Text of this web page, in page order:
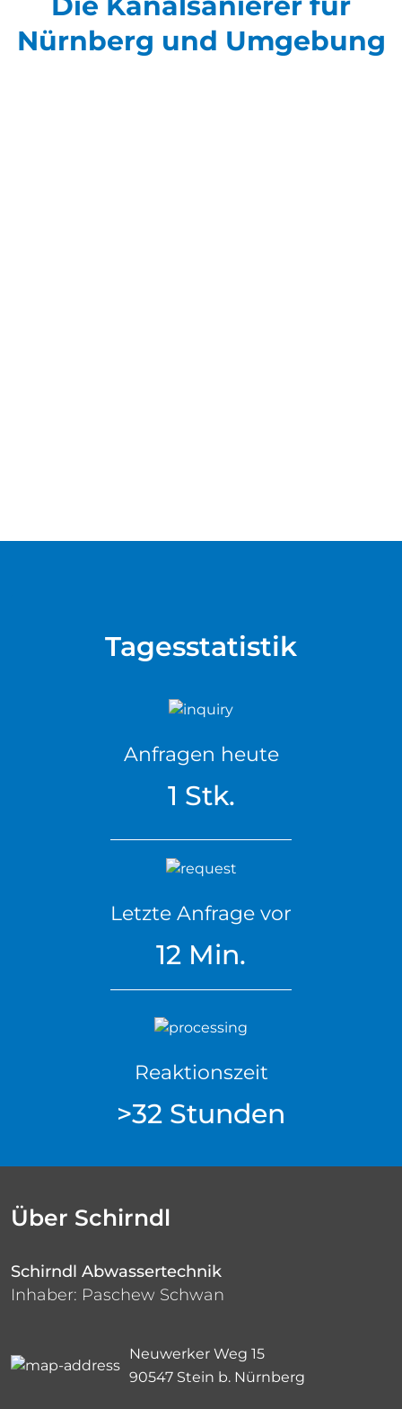
Nürnberg und Umgebung
Tagesstatistik
Anfragen heute
1 Stk.
Letzte Anfrage vor
12 Min.
Reaktionszeit
>32 Stunden
Über Schirndl
Schirndl Abwassertechnik
Inhaber: Paschew Schwan
Neuwerker Weg 15
90547 Stein b. Nürnberg